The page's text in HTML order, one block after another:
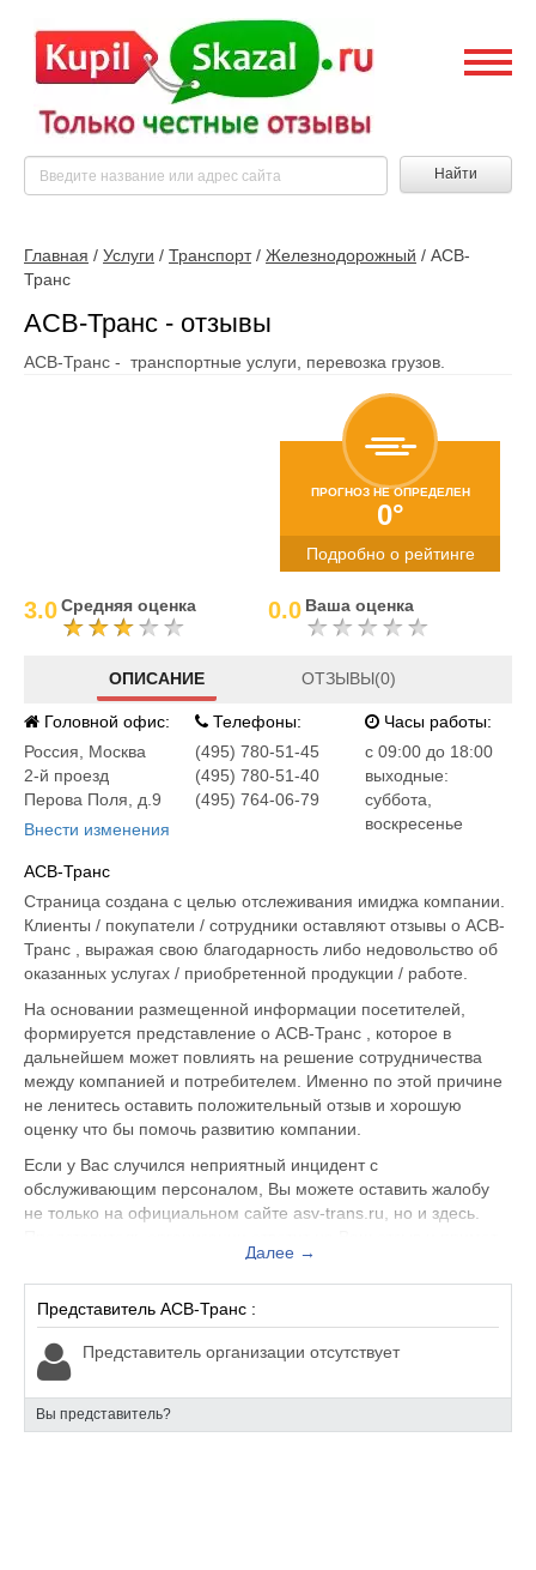
Найти
Главная / Услуги / Транспорт/ Железнодорожный / АСВ-
Транс
АСВ-Транс - отзывы
АСВ-Транс - транспортные услуги, перевозка грузов.
ПРОГНОЗ НЕ ОПРЕДЕЛЕН
0°
Подробно о рейтинге
3.0Средняя оценка 0.0 Ваша оценка
ОПИСАНИЕ ОТЗЫВЫ(0)
Головной офис:
Россия
Москва
2-й проезд
Перова Поля, д.9
Внести изменения
Телефоны:
(495) 780-51-45
(495) 780-51-40
(495) 764-06-79
Часы работы:
c 09:00 до 18:00
выходные:
суббота,
воскресенье
АСВ-Транс
Страница создана с целью отслеживания имиджа компании.
Клиенты / покупатели / сотрудники оставляют отзывы о АСВ-
Транс , выражая свою благодарность либо недовольство об
оказанных услугах / приобретенной продукции / работе.
На основании размещенной информации посетителей,
формируется представление о АСВ-Транс , которое в
дальнейшем может повлиять на решение сотрудничества
между компанией и потребителем. Именно по этой причине
не ленитесь оставить положительный отзыв и хорошую
оценку что бы помочь развитию компании.
Если у Вас случился неприятный инцидент с
обслуживающим персоналом, Вы можете оставить жалобу
не только на официальном сайте asv-trans.ru, но и здесь.
меры по улучшению качества предоставляемых услуг.
Поля, д.9, вы можете поделиться впечатлением от
посещения данного заведения с будущими посетителями.
Далее →
Представитель АСВ-Транс :
Представитель организации отсутствует
Вы представитель?